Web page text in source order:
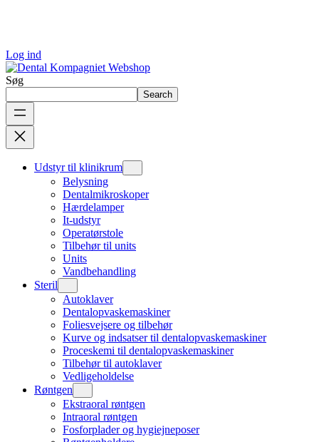
Log ind
Søg
Search
Udstyr til klinikrum
Belysning
Dentalmikroskoper
Hærdelamper
It-udstyr
Operatørstole
Tilbehør til units
Units
Vandbehandling
Steril
Autoklaver
Dentalopvaskemaskiner
Foliesvejsere og tilbehør
Kurve og indsatser til dentalopvaskemaskiner
Proceskemi til dentalopvaskemaskiner
Tilbehør til autoklaver
Vedligeholdelse
Røntgen
Ekstraoral røntgen
Intraoral røntgen
Fosforplader og hygiejneposer